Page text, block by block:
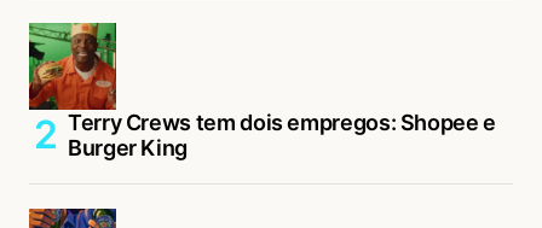
Terry Crews tem dois empregos: Shopee e
Burger King